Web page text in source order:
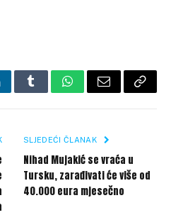
TumblrWhatsApp
Email Copy
SLJEDEĆI ČLANAK
Nihad Mujakić se vraća u
Tursku, zarađivati će više od
40.000 eura mjesečno